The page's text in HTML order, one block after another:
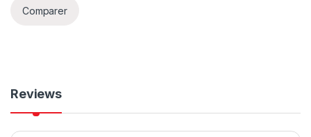
Comparer
Reviews